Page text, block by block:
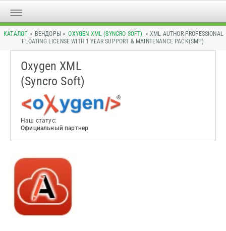
КАТАЛОГ > ВЕНДОРЫ > OXYGEN XML (SYNCRO SOFT) > XML AUTHOR PROFESSIONAL
FLOATING LICENSE WITH 1 YEAR SUPPORT & MAINTENANCE PACK(SMP)
Oxygen XML
(Syncro Soft)
Наш статус:
Официальный партнер